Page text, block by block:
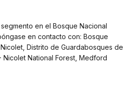
en el Bosque Nacional
en contacto con: Bosque
Distrito de Guardabosques de
National Forest, Medford